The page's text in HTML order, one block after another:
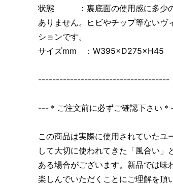
状態 ：裏底面の使用感に多少の
ありません。ヒビやチップ等ないヴ
ションです。
サイズmm ：W395×D275×H45
-------------------------------------
---＊ご注文前に必ずご確認下さい
この商品は実際に使用されていたユ
して大切に使われてきた「風合い
ある場合がございます。新品では味
楽しんでいただくことにご理解を頂